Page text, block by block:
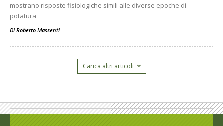
mostrano risposte fisiologiche simili alle diverse epoche di
potatura
Di Roberto Massenti -
Carica altri articoli